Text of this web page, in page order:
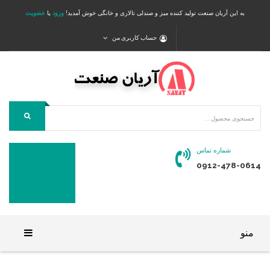
به این آریان صنعت تولید کننده میز و صندلی تالاری و خانگی خوش آمدید! ورود یا عضویت
حساب کاربری من
شماره تماس
0912-478-0614
منو